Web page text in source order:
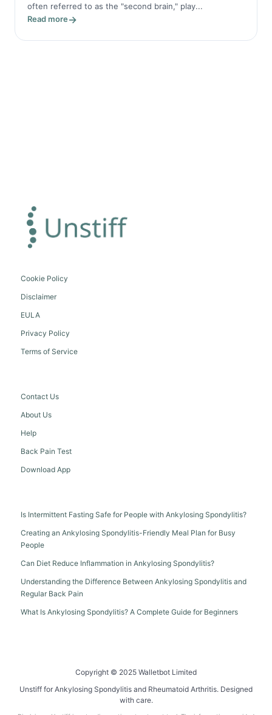
often referred to as the "second brain," play...
Read more
Cookie Policy
Disclaimer
EULA
Privacy Policy
Terms of Service
Contact Us
About Us
Help
Back Pain Test
Download App
Is Intermittent Fasting Safe for People with Ankylosing Spondylitis?
Creating an Ankylosing Spondylitis-Friendly Meal Plan for Busy
People
Can Diet Reduce Inflammation in Ankylosing Spondylitis?
Understanding the Difference Between Ankylosing Spondylitis and
Regular Back Pain
What Is Ankylosing Spondylitis? A Complete Guide for Beginners
Copyright © 2025 Walletbot Limited
Unstiff for Ankylosing Spondylitis and Rheumatoid Arthritis. Designed
with care.